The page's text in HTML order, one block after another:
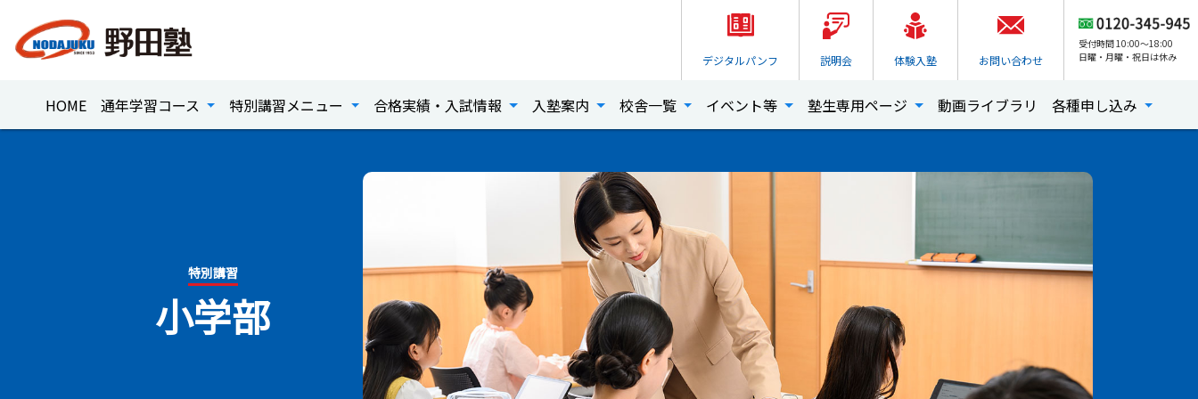
デジタルパンフ 説明会 体験入塾 お問い合わせ
受付時間 10:00～18:00
日曜・月曜・祝日は休み
HOME 通年学習コース 特別講習メニュー 合格実績・入試情報 入塾案内 校舎一覧 イベント等 塾生専用ページ 動画ライブラリ 各種申し込み
特別講習
小学部​